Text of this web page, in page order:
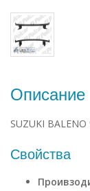
Описание
SUZUKI
Свойства